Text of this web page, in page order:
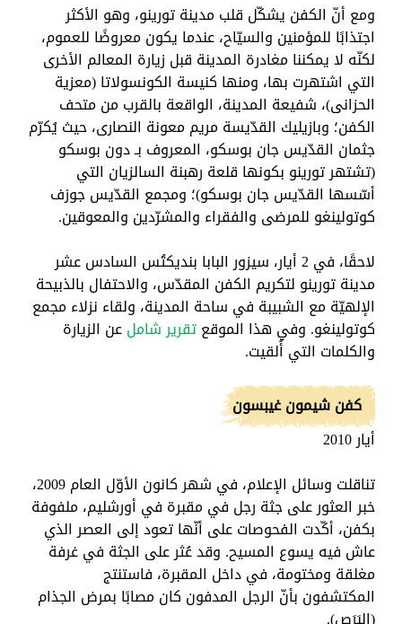
ومع أنّ الكفن يشكّل قلب مدينة تورينو، وهو الأكثر
اجتذابًا للمؤمنين والسيّاح، عندما يكون معروضًا للعموم،
لكنّه لا يمكننا مغادرة المدينة قبل زيارة المعالم الأخرى
التي اشتهرت بها، ومنها كنيسة الكونسولاتا (معزية
الحزانى)، شفيعة المدينة، الواقعة بالقرب من متحف
الكفن؛ وبازيليك القدّيسة مريم معونة النصارى، حيث يُكرّم
جثمان القدّيس جان بوسكو، المعروف بـ دون بوسكو
(تشتهر تورينو بكونها قلعة رهبنة السالزيان التي
أسّسها القدّيس جان بوسكو)؛ ومجمع القدّيس جوزف
كوتولينغو للمرضى والفقراء والمشرّدين والمعوقين.
لاحقًا، في 2 أيار، سيزور البابا بنديكتُس السادس عشر
مدينة تورينو لتكريم الكفن المقدّس، والاحتفال بالذبيحة
الإلهيّة مع الشبيبة في ساحة المدينة، ولقاء نزلاء مجمع
كوتولينغو. وفي هذا الموقعتقرير شاملعن الزيارة
والكلمات التي أُلقيت.
كفن شيمون غيبسون
أيار 2010
تناقلت وسائل الإعلام، في شهر كانون الأوّل العام 2009،
خبر العثور على جثة رجل في مقبرة في أورشليم، ملفوفة
بكفن، أكّدت الفحوصات على أنّها تعود إلى العصر الذي
عاش فيه يسوع المسيح. وقد عُثر على الجثة في غرفة
مغلقة ومختومة، في داخل المقبرة، فاستنتج
المكتشفون بأنّ الرجل المدفون كان مصابًا بمرض الجذام